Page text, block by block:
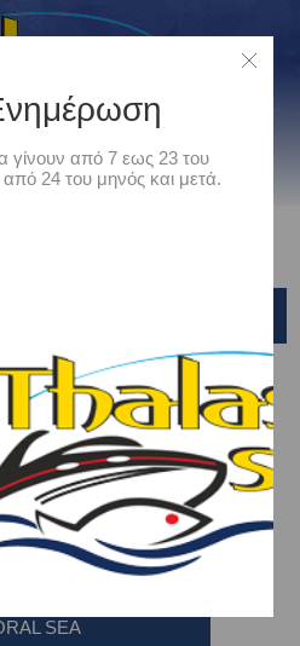
ΚΑΛΑΜΙΑ ΨΑΡΕΜΑΤΟΣ
SLOW PITCH
RYOBI
SEA
γίνουν από 7 εως 23 του
24 του μηνός και μετά.